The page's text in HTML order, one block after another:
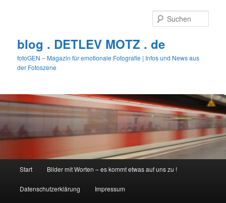
blog . DETLEV MOTZ . de
fotoGEN – Magazin für emotionale Fotografie | Infos und News aus
der Fotoszene
Start Bilder mit Worten – es kommt etwas auf uns zu !
Datenschutzerklärung Impressum